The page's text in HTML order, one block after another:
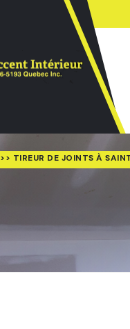
>> TIREUR DE JOINTS À